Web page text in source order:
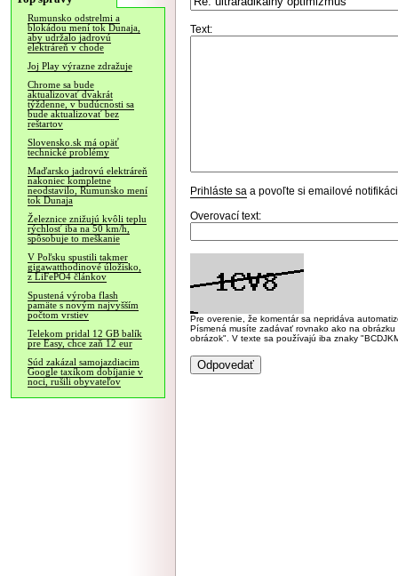
Rumunsko odstrelmi a
blokádou mení tok Dunaja,
aby udržalo jadrovú
elektráreň v chode
Joj Play výrazne zdražuje
Chrome sa bude
aktualizovať dvakrát
týždenne, v budúcnosti sa
bude aktualizovať bez
reštartov
Slovensko.sk má opäť
technické problémy
Maďarsko jadrovú elektráreň
nakoniec kompletne
neodstavilo, Rumunsko mení
tok Dunaja
Železnice znižujú kvôli teplu
rýchlosť iba na 50 km/h,
spôsobuje to meškanie
V Poľsku spustili takmer
gigawatthodinové úložisko,
z LiFePO4 článkov
Spustená výroba flash
pamäte s novým najvyšším
počtom vrstiev
Telekom pridal 12 GB balík
pre Easy, chce zaň 12 eur
Súd zakázal samojazdiacim
Google taxíkom dobíjanie v
noci, rušili obyvateľov
Text:
Prihláste sa a povoľte si emailové
Overovací text:
Pre overenie, že komentár sa nepridáva
Písmená musíte zadávať rovnako ako na
obrázok". V texte sa používajú iba znaky